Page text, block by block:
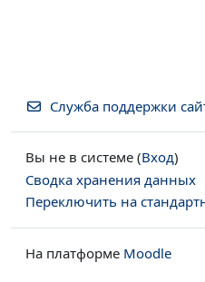
Служба поддержки
Вы не в системе (Вход)
Сводка хранения данных
Переключить на
На платформе Moodle